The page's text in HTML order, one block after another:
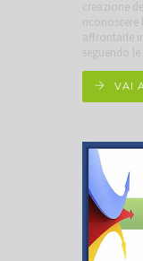
creazione
riconoscere
affrontarle
seguendo
VAI